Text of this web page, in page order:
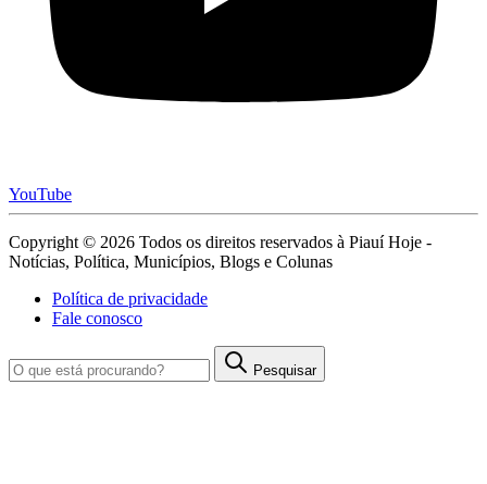
YouTube
Copyright © 2026 Todos os direitos reservados à Piauí Hoje -
Notícias, Política, Municípios, Blogs e Colunas
Política de privacidade
Fale conosco
Pesquisar